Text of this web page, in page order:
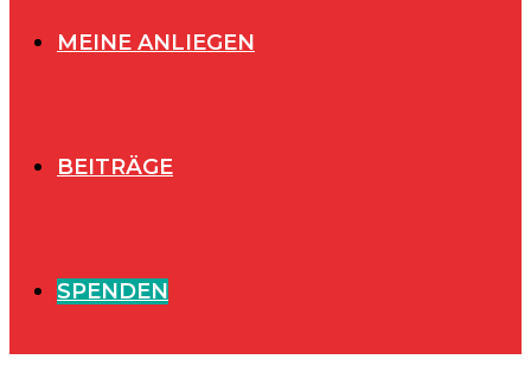
MEINE ANLIEGEN
BEITRÄGE
SPENDEN